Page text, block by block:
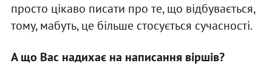
просто цікаво писати про те, що відбувається,
тому, мабуть, це більше стосується сучасності.
А що Вас надихає на написання віршів?